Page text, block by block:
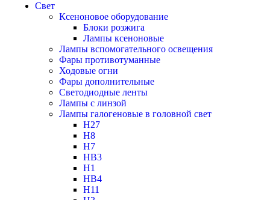
Свет
Ксеноновое оборудование
Блоки розжига
Лампы ксеноновые
Лампы вспомогательного освещения
Фары противотуманные
Ходовые огни
Фары дополнительные
Светодиодные ленты
Лампы с линзой
Лампы галогеновые в головной свет
H27
H8
H7
HB3
H1
HB4
H11